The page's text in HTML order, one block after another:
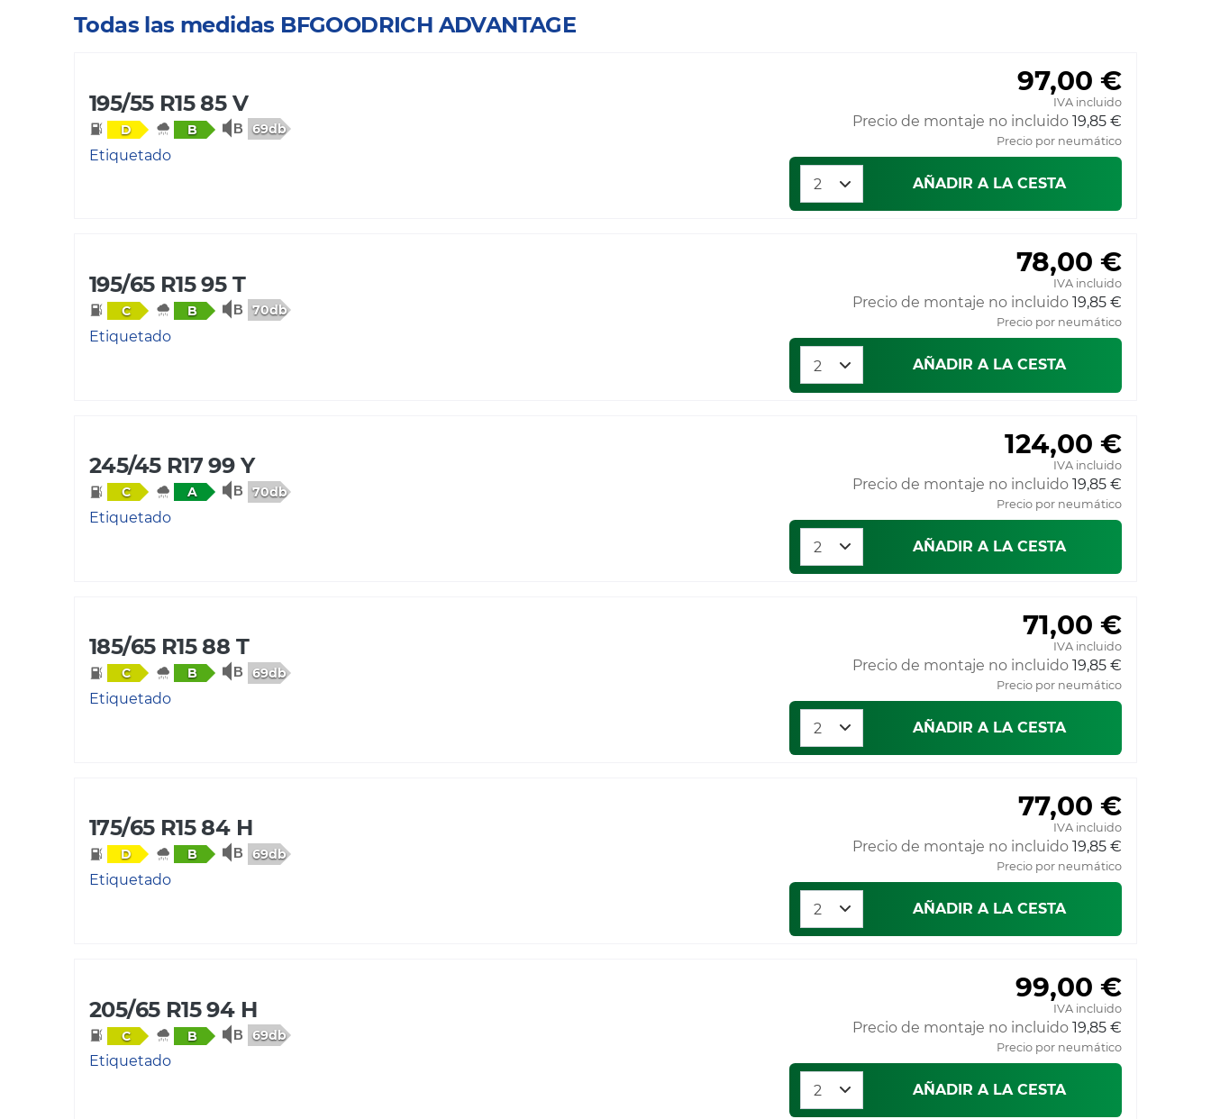
Todas las medidas BFGOODRICH ADVANTAGE
195/55 R15 85 V
D B 69db
Etiquetado
97,00 €
IVA incluido
Precio de montaje no incluido 19,85 €
Precio por neumático
AÑADIR A LA CESTA
195/65 R15 95 T
C B 70db
Etiquetado
78,00 €
IVA incluido
Precio de montaje no incluido 19,85 €
Precio por neumático
AÑADIR A LA CESTA
245/45 R17 99 Y
C A 70db
Etiquetado
124,00 €
IVA incluido
Precio de montaje no incluido 19,85 €
Precio por neumático
AÑADIR A LA CESTA
185/65 R15 88 T
C B 69db
Etiquetado
71,00 €
IVA incluido
Precio de montaje no incluido 19,85 €
Precio por neumático
AÑADIR A LA CESTA
175/65 R15 84 H
D B 69db
Etiquetado
77,00 €
IVA incluido
Precio de montaje no incluido 19,85 €
Precio por neumático
AÑADIR A LA CESTA
205/65 R15 94 H
C B 69db
Etiquetado
99,00 €
IVA incluido
Precio de montaje no incluido 19,85 €
Precio por neumático
AÑADIR A LA CESTA